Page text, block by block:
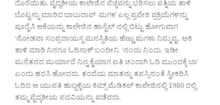
ದೊರೆಯಿತು. ವೈದ್ಯಕೀಯ ಕಾಲೇಜಿನ ವೆಚ್ಚವನ್ನು ಭರಿಸಲು ಪತ್ನಿಯ ತಾಳಿ
ಬೊಟ್ಟನ್ನು ಮಾರಿದ ಬಾಬುರಾವ್ ಮಗಳ ಎಲ್ಲ ಪ್ರವೇಶ ಪ್ರಕ್ರಿಯೆಗಳನ್ನು
ಪೂರೈಸಿ ಆಕೆಯನ್ನು ಕಾಲೇಜಿನ ಹಾಸ್ಟೆಲ್ ನಲ್ಲಿ ಬಿಟ್ಟು ಹೋಗುವಾಗ
‘ನೋಡವಾ ಸಂಪ್ರದಾಯಸ್ಥ ಮನಸ್ಥಿತಿಯ ಹೆಣ್ಣು ಮಗಳು ನಿಮ್ಮವ್ವ.. ಅಕಿ
ತಾಳಿ ಮಾರಿ ನಿನಗೂ ಓದಿಸಾಕ್ ಬಂದೀನಿ. ‘ನಂದು ನಿಂದು, ಇಡೀ
ಮನೆತನದ ಮರ್ಯಾದೆ ನಿನ್ನ ಕೈಯಾಗ ಐತಿ ಚಂದಾಗಿ ಓದಿ ಮುಂದಕ್ಕೆ ಬಾ’
ಎಂದು ಹರಸಿ ಹೋದರು. ತಂದೆಯ ಮಾತನ್ನು ತಪಸ್ಸಿನಂತೆ ಸ್ವೀಕರಿಸಿ
ಓದಿದ ಆ ಯುವತಿ ಹುಬ್ಬಳ್ಳಿಯ ಕಿಮ್ಸ್ ಮೆಡಿಕಲ್ ಕಾಲೇಜಿನಲ್ಲಿ 1980 ರಲ್ಲಿ
ತಮ್ಮ ವೈದ್ಯಕೀಯ ಪದವಿಯನ್ನು ಪಡೆದರು.